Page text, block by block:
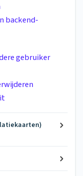
backend-
gebruiker